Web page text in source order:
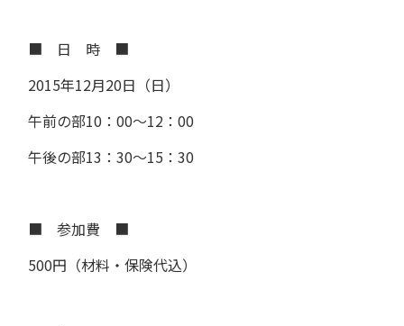
■ 日 時 ■
2015年12月20日（日）
午前の部10：00～12：00
午後の部13：30～15：30
■ 参加費 ■
500円（材料・保険代込）